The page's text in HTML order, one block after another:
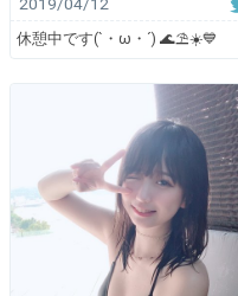
休憩中です(`・ω・´) 🌊⛱️☀️💙